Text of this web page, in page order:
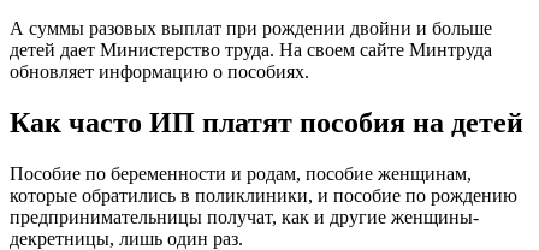
А суммы разовых выплат при рождении двойни и больше
детей дает Министерство труда. На своем сайте Минтруда
обновляет информацию о пособиях.
Как часто ИП платят пособия на детей
Пособие по беременности и родам, пособие женщинам,
которые обратились в поликлиники, и пособие по рождению
предпринимательницы получат, как и другие женщины-
декретницы, лишь один раз.